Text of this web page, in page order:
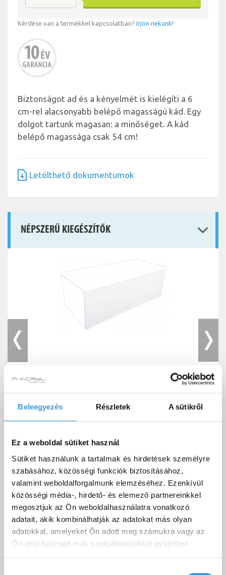
Beleegyezés Részletek A sütikről
Ez a weboldal sütiket használ
Sütiket használunk a tartalmak és hirdetések személyre
szabásához, közösségi funkciók biztosításához,
valamint weboldalforgalmunk elemzéséhez. Ezenkívül
közösségi média-, hirdető- és elemező partnereinkkel
megosztjuk az Ön weboldalhasználatra vonatkozó
adatait, akik kombinálhatják az adatokat más olyan
adatokkal, amelyeket Ön adott meg számukra vagy az
Ön által használt más szolgáltatásokból gyűjtöttek.
Kérdése van a termékkel kapcsolatban? írjon nekünk!
Biztonságot ad és a kényelmét is kielégíti a 6
cm-rel alacsonyabb belépő magasságú kád. Egy
dolgot tartunk magasan: a minőséget. A kád
belépő magassága csak 54 cm!
Letölthető dokumentumok
NÉPSZERŰ KIEGÉSZÍTŐK
42 900 Ft
Letölthető dokumentumok
Eco egyenes kád 3D fájl (OBJ, 3DS) Letöltés
Eco egyenes kád